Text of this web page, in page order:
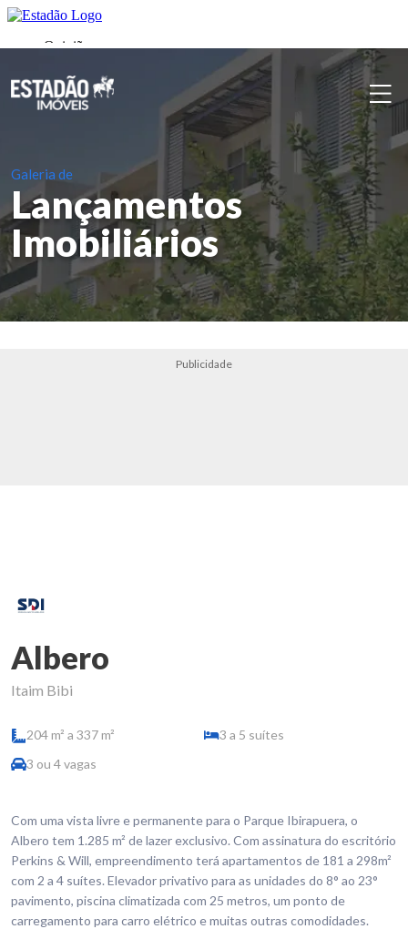
Galeria de
Lançamentos
Imobiliários
Publicidade
Albero
Itaim Bibi
204 m² a 337 m²
3 a 5 suítes
3 ou 4 vagas
Com uma vista livre e permanente para o Parque Ibirapuera, o
Albero tem 1.285 m² de lazer exclusivo. Com assinatura do escritório
Perkins & Will, empreendimento terá apartamentos de 181 a 298m²
com 2 a 4 suítes. Elevador privativo para as unidades do 8° ao 23°
pavimento, piscina climatizada com 25 metros, um ponto de
carregamento para carro elétrico e muitas outras comodidades.